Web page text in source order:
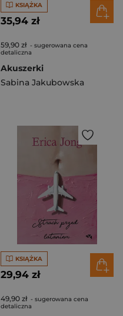
KSIĄŻKA
35,94 zł
59,90 zł - sugerowana cena
detaliczna
Akuszerki
Sabina Jakubowska
KSIĄŻKA
29,94 zł
49,90 zł - sugerowana cena
detaliczna